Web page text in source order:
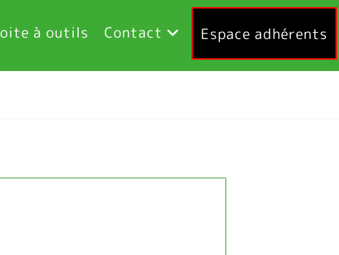
à outils Contact Espace adhérents